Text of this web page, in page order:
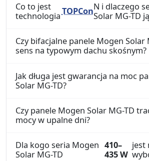
Co to jest
technologiaTOPConN i dlaczego
Solar MG-TD
Czy bifacjalne panele Mogen Solar
sens na typowym dachu skośnym?
Jak długa jest gwarancja na moc
Solar MG-TD?
Czy panele Mogen Solar MG-TD
mocy w upalne dni?
Dla kogo seria Mogen
Solar MG-TD
410–
435 W
jest